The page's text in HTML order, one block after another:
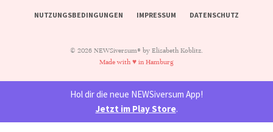
NUTZUNGSBEDINGUNGEN IMPRESSUM DATENSCHUTZ
© 2026 NEWSiversum® by Elisabeth Koblitz.
Made with ♥ in Hamburg
Hol dir die neue NEWSiversum App!
Jetzt im Play Store.